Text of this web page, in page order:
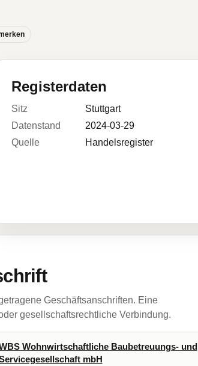
Registerdaten
Sitz
Stuttgart
Datenstand
2024-03-29
Quelle
Handelsregister
Geschäftsanschriften. Eine
gesellschaftsrechtliche Verbindung.
Wohnwirtschaftliche Baubetreuungs- und
mbH